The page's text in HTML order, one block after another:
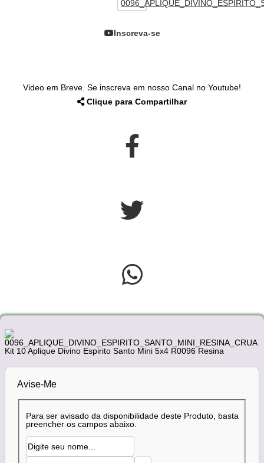
Inscreva-se
Video em Breve. Se inscreva em nosso Canal no Youtube!
Clique para Compartilhar
Kit 10 Aplique Divino Espirito Santo Mini 5x4 R0096 Resina
Avise-Me
Para ser avisado da disponibilidade deste Produto, basta
preencher os campos abaixo.